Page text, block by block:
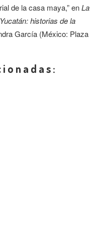
de la casa maya,” enLa
historias de la
García (México: Plaza